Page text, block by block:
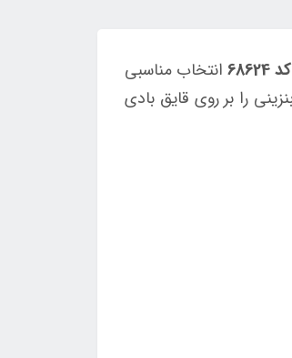
انتخاب مناسبی
را بر روی قایق بادی